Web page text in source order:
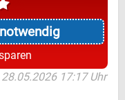
28.05.2026 17:17 Uhr